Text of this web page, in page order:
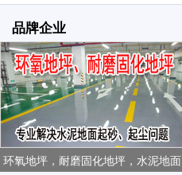
品牌企业
环氧地坪，耐磨固化地坪，水泥地面